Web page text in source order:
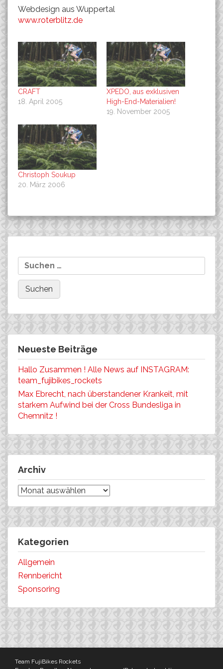
Webdesign aus Wuppertal
www.roterblitz.de
CRAFT
18. April 2005
XPEDO, aus exklusiven
High-End-Materialien!
19. November 2005
Christoph Soukup
20. März 2006
Neueste Beiträge
Hallo Zusammen ! Alle News auf INSTAGRAM:
team_fujibikes_rockets
Max Ebrecht, nach überstandener Krankeit, mit
starkem Aufwind bei der Cross Bundesliga in
Chemnitz !
Archiv
Archiv
Kategorien
Allgemein
Rennbericht
Sponsoring
Team FujiBikes Rockets